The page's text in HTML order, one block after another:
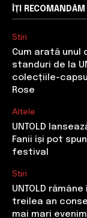
ÎȚI RECOMANDĂM
Stiri
Cum arată
standuri de la
colecțiile-
Rose
Altele
UNTOLD
Fanii își pot
festival
Stiri
UNTOLD
treilea an
mai mari